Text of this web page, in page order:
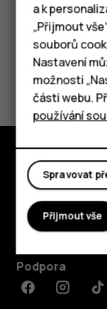
Tablety
Pomohlo
Ano Ne
Prozkoumat
O nás
Planet and
Podpora
FacebookInstagram
a k
„Přijmout
souborů
Nastavení
možnosti
části webu.
používání
Spravovat
Přijmout vše